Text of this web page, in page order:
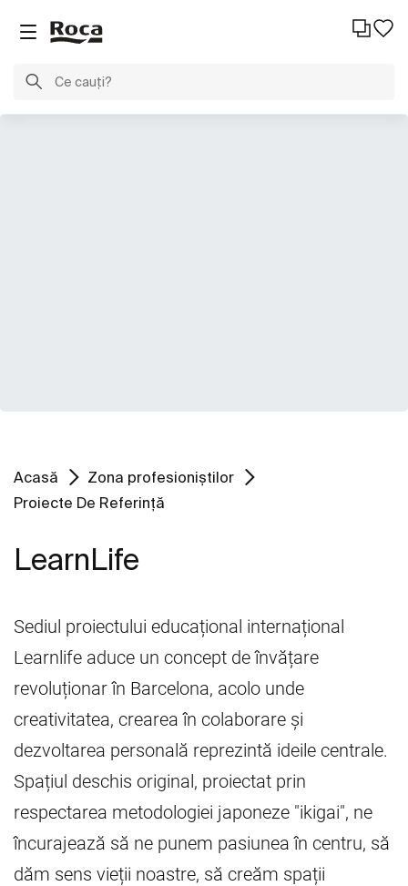
Acasă
Zona profesioniștilor
Proiecte De Referință
LearnLife
Sediul proiectului educațional internațional
Learnlife aduce un concept de învățare
revoluționar în Barcelona, acolo unde
creativitatea, crearea în colaborare și
dezvoltarea personală reprezintă ideile centrale.
Spațiul deschis original, proiectat prin
respectarea metodologiei japoneze "ikigai", ne
încurajează să ne punem pasiunea în centru, să
dăm sens vieții noastre, să creăm spații